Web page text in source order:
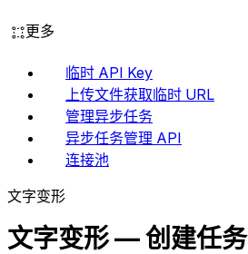
更多
临时 API Key
上传文件获取临时 URL
管理异步任务
异步任务管理 API
连接池
文字变形
文字变形 — 创建任务